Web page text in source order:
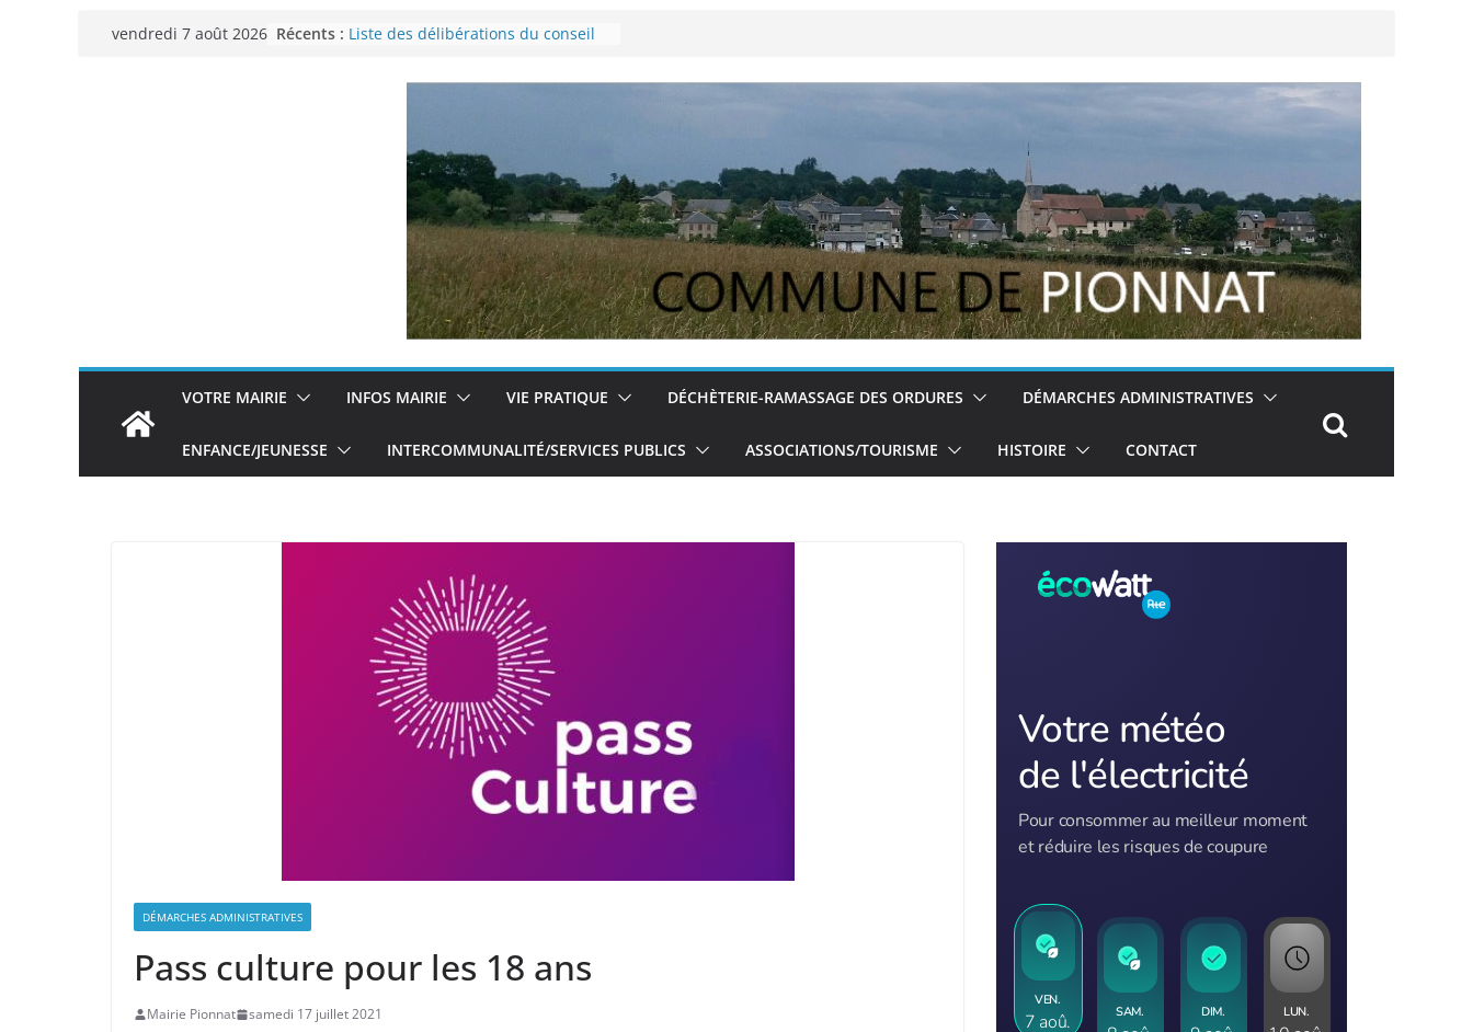
Passervendredi 7 août 2026 Récents : Liste des délibérations du conseil
municipal en date du 5/12/2024
VOTRE MAIRIE INFOS MAIRIE VIE PRATIQUE DÉCHÈTERIE-RAMASSAGE DES ORDURES DÉMARCHES ADMINISTRATIVES
ENFANCE/JEUNESSE INTERCOMMUNALITÉ/SERVICES PUBLICS ASSOCIATIONS/TOURISME HISTOIRE CONTACT
DÉMARCHES ADMINISTRATIVES
Pass culture pour les 18 ans
Mairie Pionnat samedi 17 juillet 2021